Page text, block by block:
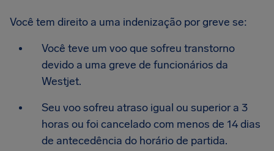
Você tem direito a uma indenização por greve se:
Você teve um voo que sofreu transtorno
devido a uma greve de funcionários da
Westjet.
Seu voo sofreu atraso igual ou superior a 3
horas ou foi cancelado com menos de 14 dias
de antecedência do horário de partida.